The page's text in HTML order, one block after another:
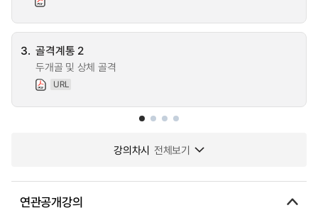
3. 골격계통 2
두개골 및 상체 골격
URL
강의차시 전체보기
연관공개강의